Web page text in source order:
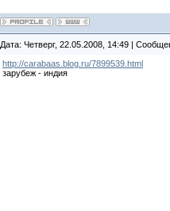
Дата: Четверг, 22.05.2008, 14:49 |
http://carabaas.blog.ru/7899539.html
зарубеж - индия